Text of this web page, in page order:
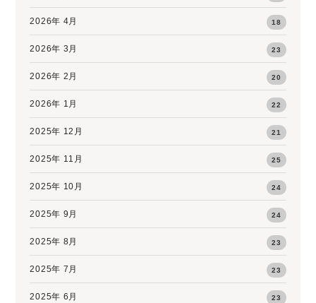
2026年 4月 18
2026年 3月 23
2026年 2月 20
2026年 1月 22
2025年 12月 21
2025年 11月 25
2025年 10月 24
2025年 9月 24
2025年 8月 23
2025年 7月 23
2025年 6月 23